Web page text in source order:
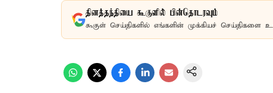
தினத்தந்தியை கூகுளில் பின்தொடரவும்
கூகுள் செய்திகளில் எங்களின் முக்கியச் செய்திகளை